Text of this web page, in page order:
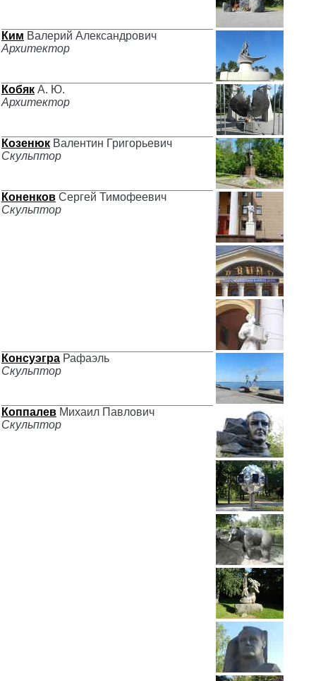
Ким Валерий Александрович
Архитектор
Кобяк А. Ю.
Архитектор
Козенюк Валентин Григорьевич
Скульптор
Коненков Сергей Тимофеевич
Скульптор
Консуэгра Рафаэль
Скульптор
Коппалев Михаил Павлович
Скульптор